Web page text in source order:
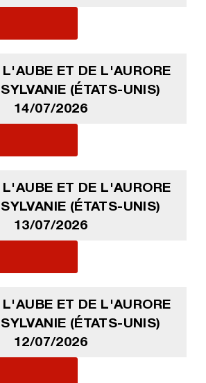
L'AUBE ET DE L'AURORE
(ÉTATS-UNIS)
14/07/2026
L'AUBE ET DE L'AURORE
(ÉTATS-UNIS)
13/07/2026
L'AUBE ET DE L'AURORE
(ÉTATS-UNIS)
12/07/2026